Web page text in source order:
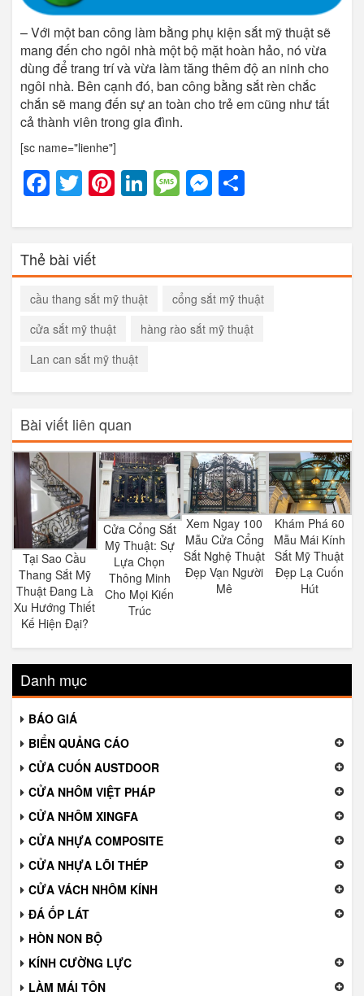
– Với một ban công làm bằng phụ kiện sắt mỹ thuật sẽ
mang đến cho ngôi nhà một bộ mặt hoàn hảo, nó vừa
dùng để trang trí và vừa làm tăng thêm độ an ninh cho
ngôi nhà. Bên cạnh đó, ban công bằng sắt rèn chắc
chắn sẽ mang đến sự an toàn cho trẻ em cũng như tất
cả thành viên trong gia đình.
[sc name="lienhe"]
Facebook
Twitter
Pinterest
LinkedIn
Message
Messenger
Thẻ bài viết
cầu thang sắt mỹ thuật
cổng sắt mỹ thuật
cửa sắt mỹ thuật
hàng rào sắt mỹ thuật
Lan can sắt mỹ thuật
Bài viết liên quan
Tại Sao Cầu
Thang Sắt Mỹ
Thuật Đang Là
Xu Hướng Thiết
Kế Hiện Đại?
Cửa Cổng Sắt
Mỹ Thuật: Sự
Lựa Chọn
Thông Minh
Cho Mọi Kiến
Trúc
Xem Ngay 100
Mẫu Cửa Cổng
Sắt Nghệ Thuật
Đẹp Vạn Người
Mê
Khám Phá 60
Mẫu Mái Kính
Sắt Mỹ Thuật
Đẹp Lạ Cuốn
Hút
Danh mục
BÁO GIÁ
BIỂN QUẢNG CÁO
CỬA CUỐN AUSTDOOR
CỬA NHÔM VIỆT PHÁP
CỬA NHÔM XINGFA
CỬA NHỰA COMPOSITE
CỬA NHỰA LÕI THÉP
CỬA VÁCH NHÔM KÍNH
ĐÁ ỐP LÁT
HÒN NON BỘ
KÍNH CƯỜNG LỰC
LÀM MÁI TÔN